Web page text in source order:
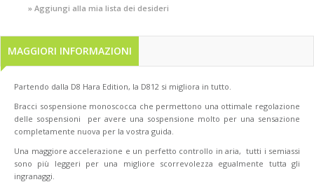
» Aggiungi alla mia lista dei desideri
MAGGIORI INFORMAZIONI
Partendo dalla D8 Hara Edition, la D812 si migliora in tutto.
Bracci sospensione monoscocca che permettono una ottimale regolazione
delle sospensioni per avere una sospensione molto per una sensazione
completamente nuova per la vostra guida.
Una maggiore accelerazione e un perfetto controllo in aria, tutti i semiassi
sono più leggeri per una migliore scorrevolezza egualmente tutta gli
ingranaggi.